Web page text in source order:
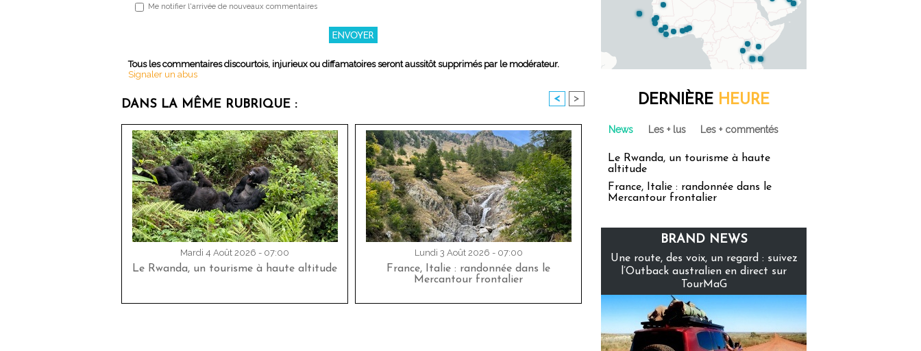
Me notifier l'arrivée de nouveaux commentaires
Tous les commentaires discourtois, injurieux ou diffamatoires seront aussitôt supprimés par le modérateur.
Signaler un abus
DANS LA MÊME RUBRIQUE : < >
Mardi 4 Août 2026 - 07:00
Le Rwanda, un tourisme à haute altitude
Lundi 3 Août 2026 - 07:00
France, Italie : randonnée dans le
Mercantour frontalier
DERNIÈRE HEURE
News Les + lus Les + commentés
Le Rwanda, un tourisme à haute
altitude
France, Italie : randonnée dans le
Mercantour frontalier
BRAND NEWS
Une route, des voix, un regard : suivez
l’Outback australien en direct sur
TourMaG